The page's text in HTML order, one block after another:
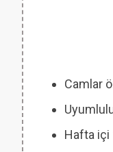
Camlar
Hafta içi